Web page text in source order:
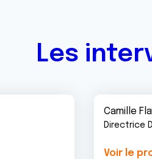
Les
Camille
Directrice
Voir le